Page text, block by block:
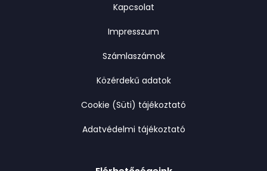
Kapcsolat
Impresszum
Számlaszámok
Közérdekű adatok
Cookie (Süti) tájékoztató
Adatvédelmi tájékoztató